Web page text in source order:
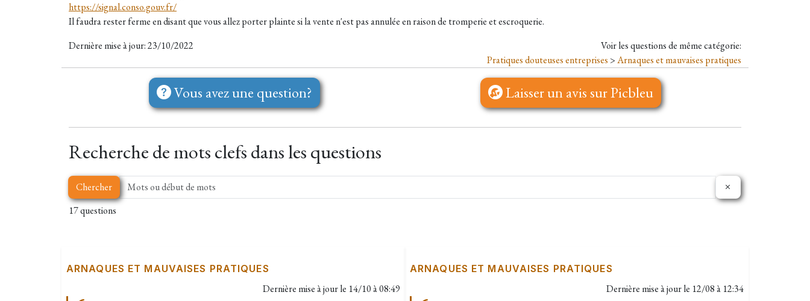
https://signal.conso.gouv.fr/
Il faudra rester ferme en disant que vous allez porter plainte si la vente n'est pas annulée en raison de tromperie et escroquerie.
Dernière mise à jour: 23/10/2022
Voir les questions de même catégorie:
Pratiques douteuses entreprises >Arnaques et mauvaises pratiques
Vous avez une question? Laisser un avis sur Picbleu
Recherche de mots clefs dans les questions
Chercher
17 questions
ARNAQUES ET MAUVAISES PRATIQUES
Dernière mise à jour le 14/10 à 08:49
ARNAQUES ET MAUVAISES PRATIQUES
Dernière mise à jour le 12/08 à 12:34